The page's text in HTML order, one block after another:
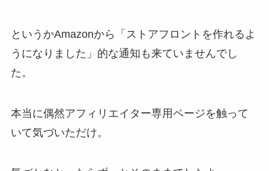
というかAmazonから「ストアフロントを作れるよ
うになりました」的な通知も来ていませんでし
た。
本当に偶然アフィリエイター専用ページを触って
いて気づいただけ。